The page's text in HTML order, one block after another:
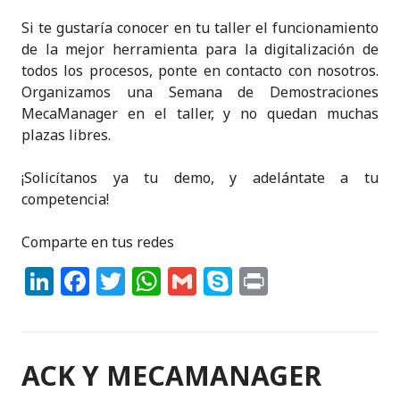
Si te gustaría conocer en tu taller el funcionamiento
de la mejor herramienta para la digitalización de
todos los procesos, ponte en contacto con nosotros.
Organizamos una Semana de Demostraciones
MecaManager en el taller, y no quedan muchas
plazas libres.
¡Solicítanos ya tu demo, y adelántate a tu
competencia!
Comparte en tus redes
Li
e
F
e
T
te
W
ts
G
l
S
p t
ACK Y MECAMANAGER